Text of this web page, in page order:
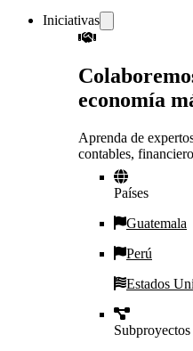
Iniciativas
economía
Aprenda de
contables,
Países
Guatemala
Perú
Estados
Subproyectos